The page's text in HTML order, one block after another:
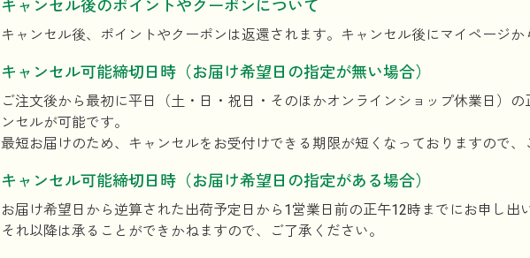
キャンセル後のポイントやクーポンについて
キャンセル後、ポイントやクーポンは返還されます。キャンセル後にマイページか
キャンセル可能締切日時（お届け希望日の指定が無い場合）
ご注文後から最初に平日（土・日・祝日・そのほかオンラインショップ休業日）
ンセルが可能です。
最短お届けのため、キャンセルをお受付けできる期限が短くなっておりますので、
キャンセル可能締切日時（お届け希望日の指定がある場合）
お届け希望日から逆算された出荷予定日から1営業日前の正午12時までにお申し出
それ以降は承ることができかねますので、ご了承ください。